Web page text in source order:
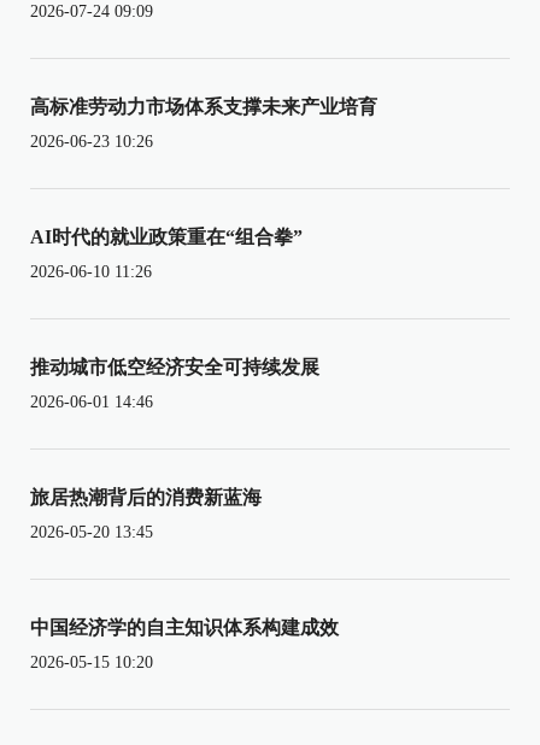
2026-07-24 09:09
高标准劳动力市场体系支撑未来产业培育
2026-06-23 10:26
AI时代的就业政策重在“组合拳”
2026-06-10 11:26
推动城市低空经济安全可持续发展
2026-06-01 14:46
旅居热潮背后的消费新蓝海
2026-05-20 13:45
中国经济学的自主知识体系构建成效
2026-05-15 10:20